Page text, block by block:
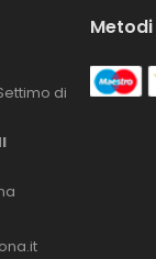
di